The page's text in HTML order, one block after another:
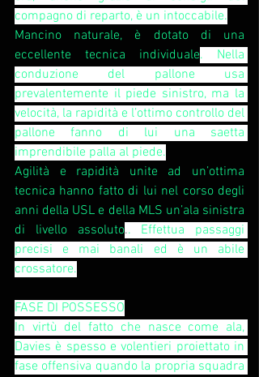
compagno di reparto, è un intoccabile.
Mancino naturale, è dotato di una
eccellente tecnica individuale. Nella
conduzione del pallone usa
prevalentemente il piede sinistro, ma la
velocità, la rapidità e l’ottimo controllo del
pallone fanno di lui una saetta
imprendibile palla al piede.
Agilità e rapidità unite ad un’ottima
tecnica hanno fatto di lui nel corso degli
anni della USL e della MLS un’ala sinistra
di livello assoluto.. Effettua passaggi
precisi e mai banali ed è un abile
crossatore.
FASE DI POSSESSO
In virtù del fatto che nasce come ala,
Davies è spesso e volentieri proiettato in
fase offensiva quando la propria squadra